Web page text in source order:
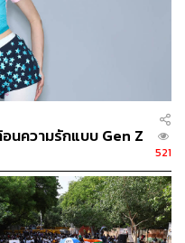
ญกับความท้าทายใน
Society และปัญหา
ยนแปลงค่านิยมของคน
หน้าจึงเป็นการบริหาร
มาใช้บริการถี่ขึ้น รวม
ดเชยกำลังซื้อในประเทศ
WEALTH
หรือใช้งานอยู่แล้วได้เลย
อนความรักแบบ Gen Z
521